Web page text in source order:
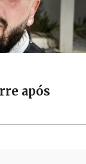
após